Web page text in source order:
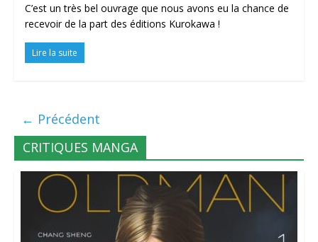
C’est un très bel ouvrage que nous avons eu la chance de
recevoir de la part des éditions Kurokawa !
Lire la suite
← Précédent
CRITIQUES MANGA